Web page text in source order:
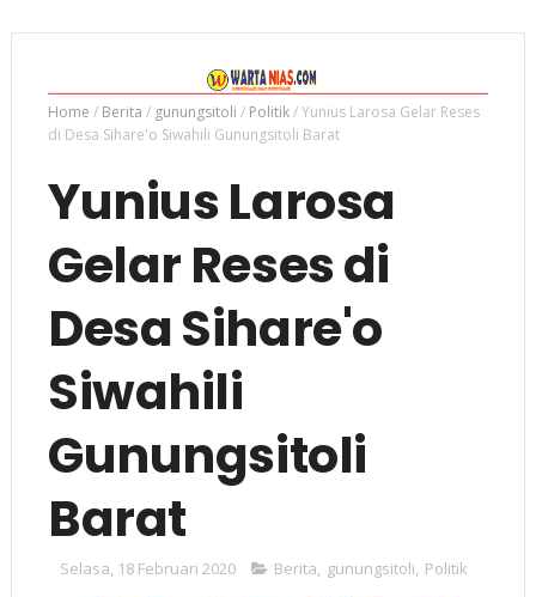
Home / Berita / gunungsitoli / Politik/Yunius Larosa Gelar Reses
di Desa Sihare'o Siwahili Gunungsitoli Barat
Yunius Larosa
Gelar Reses di
Desa Sihare'o
Siwahili
Gunungsitoli
Barat
Selasa, 18 Februari 2020 Berita, gunungsitoli, Politik